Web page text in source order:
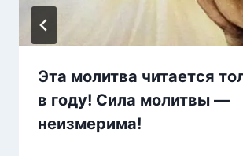
Эта молитва читается
в году! Сила молитвы —
неизмерима!